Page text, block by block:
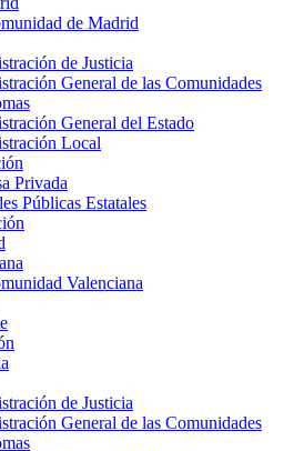
de Madrid
de Justicia
General de las Comunidades
General del Estado
Local
Privada
Públicas Estatales
Valenciana
de Justicia
General de las Comunidades